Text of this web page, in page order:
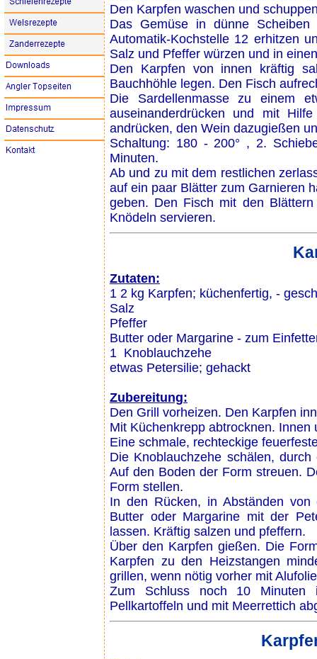
Den Karpfen waschen und
Das Gemüse in dünne
Automatik-Kochstelle 12 erhitzen
Salz und Pfeffer würzen und in
Den Karpfen von innen kräftig
Bauchhöhle legen. Den Fisch
Die Sardellenmasse zu einem
auseinanderdrücken und mit
andrücken, den Wein dazugießen
Schaltung: 180 - 200° , 2.
Minuten.
Ab und zu mit dem restlichen
auf ein paar Blätter zum Garnieren
geben. Den Fisch mit den
Knödeln servieren.
Zutaten:
1 2 kg Karpfen; küchenfertig, -
Salz
Pfeffer
Butter oder Margarine - zum
1 Knoblauchzehe
etwas Petersilie; gehackt
Zubereitung:
Den Grill vorheizen. Den Karpfen
Mit Küchenkrepp abtrocknen.
Eine schmale, rechteckige
Die Knoblauchzehe schälen,
Auf den Boden der Form streuen.
Form stellen.
In den Rücken, in Abständen von
Butter oder Margarine mit der
lassen. Kräftig salzen und pfeffern.
Über den Karpfen gießen. Die
Karpfen zu den Heizstangen
grillen, wenn nötig vorher mit
Zum Schluss noch 10 Minuten
Pellkartoffeln und mit Meerrettich